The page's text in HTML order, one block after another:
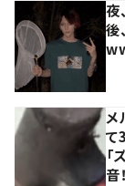
夜
後
メ
て
「
音